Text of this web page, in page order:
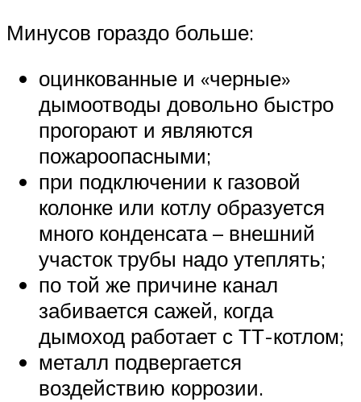
Минусов гораздо больше:
оцинкованные и «черные»
дымоотводы довольно быстро
прогорают и являются
пожароопасными;
при подключении к газовой
колонке или котлу образуется
много конденсата – внешний
участок трубы надо утеплять;
по той же причине канал
забивается сажей, когда
дымоход работает с ТТ-котлом;
металл подвергается
воздействию коррозии.